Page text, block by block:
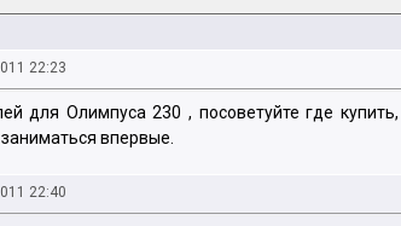
22:23
для Олимпуса 230 , посоветуйте где
впервые.
22:40